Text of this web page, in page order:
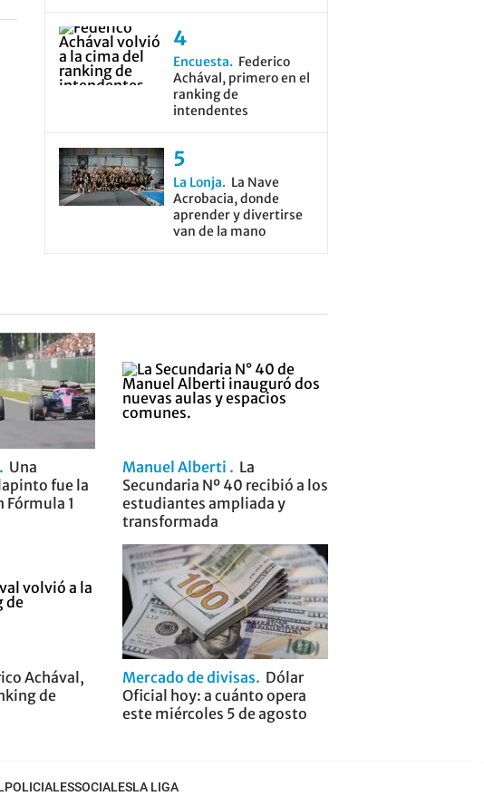
Encuesta
Federico
Achával, primero en el
ranking de
intendentes
La Lonja
La Nave
Acrobacia, donde
aprender y divertirse
van de la mano
Una
fue la
Fórmula 1
Manuel Alberti
La
Secundaria Nº 40 recibió a los
estudiantes ampliada y
transformada
Achával,
de
Mercado de divisas
Dólar
Oficial hoy: a cuánto opera
este miércoles 5 de agosto
POLICIALESSOCIALESLA LIGA